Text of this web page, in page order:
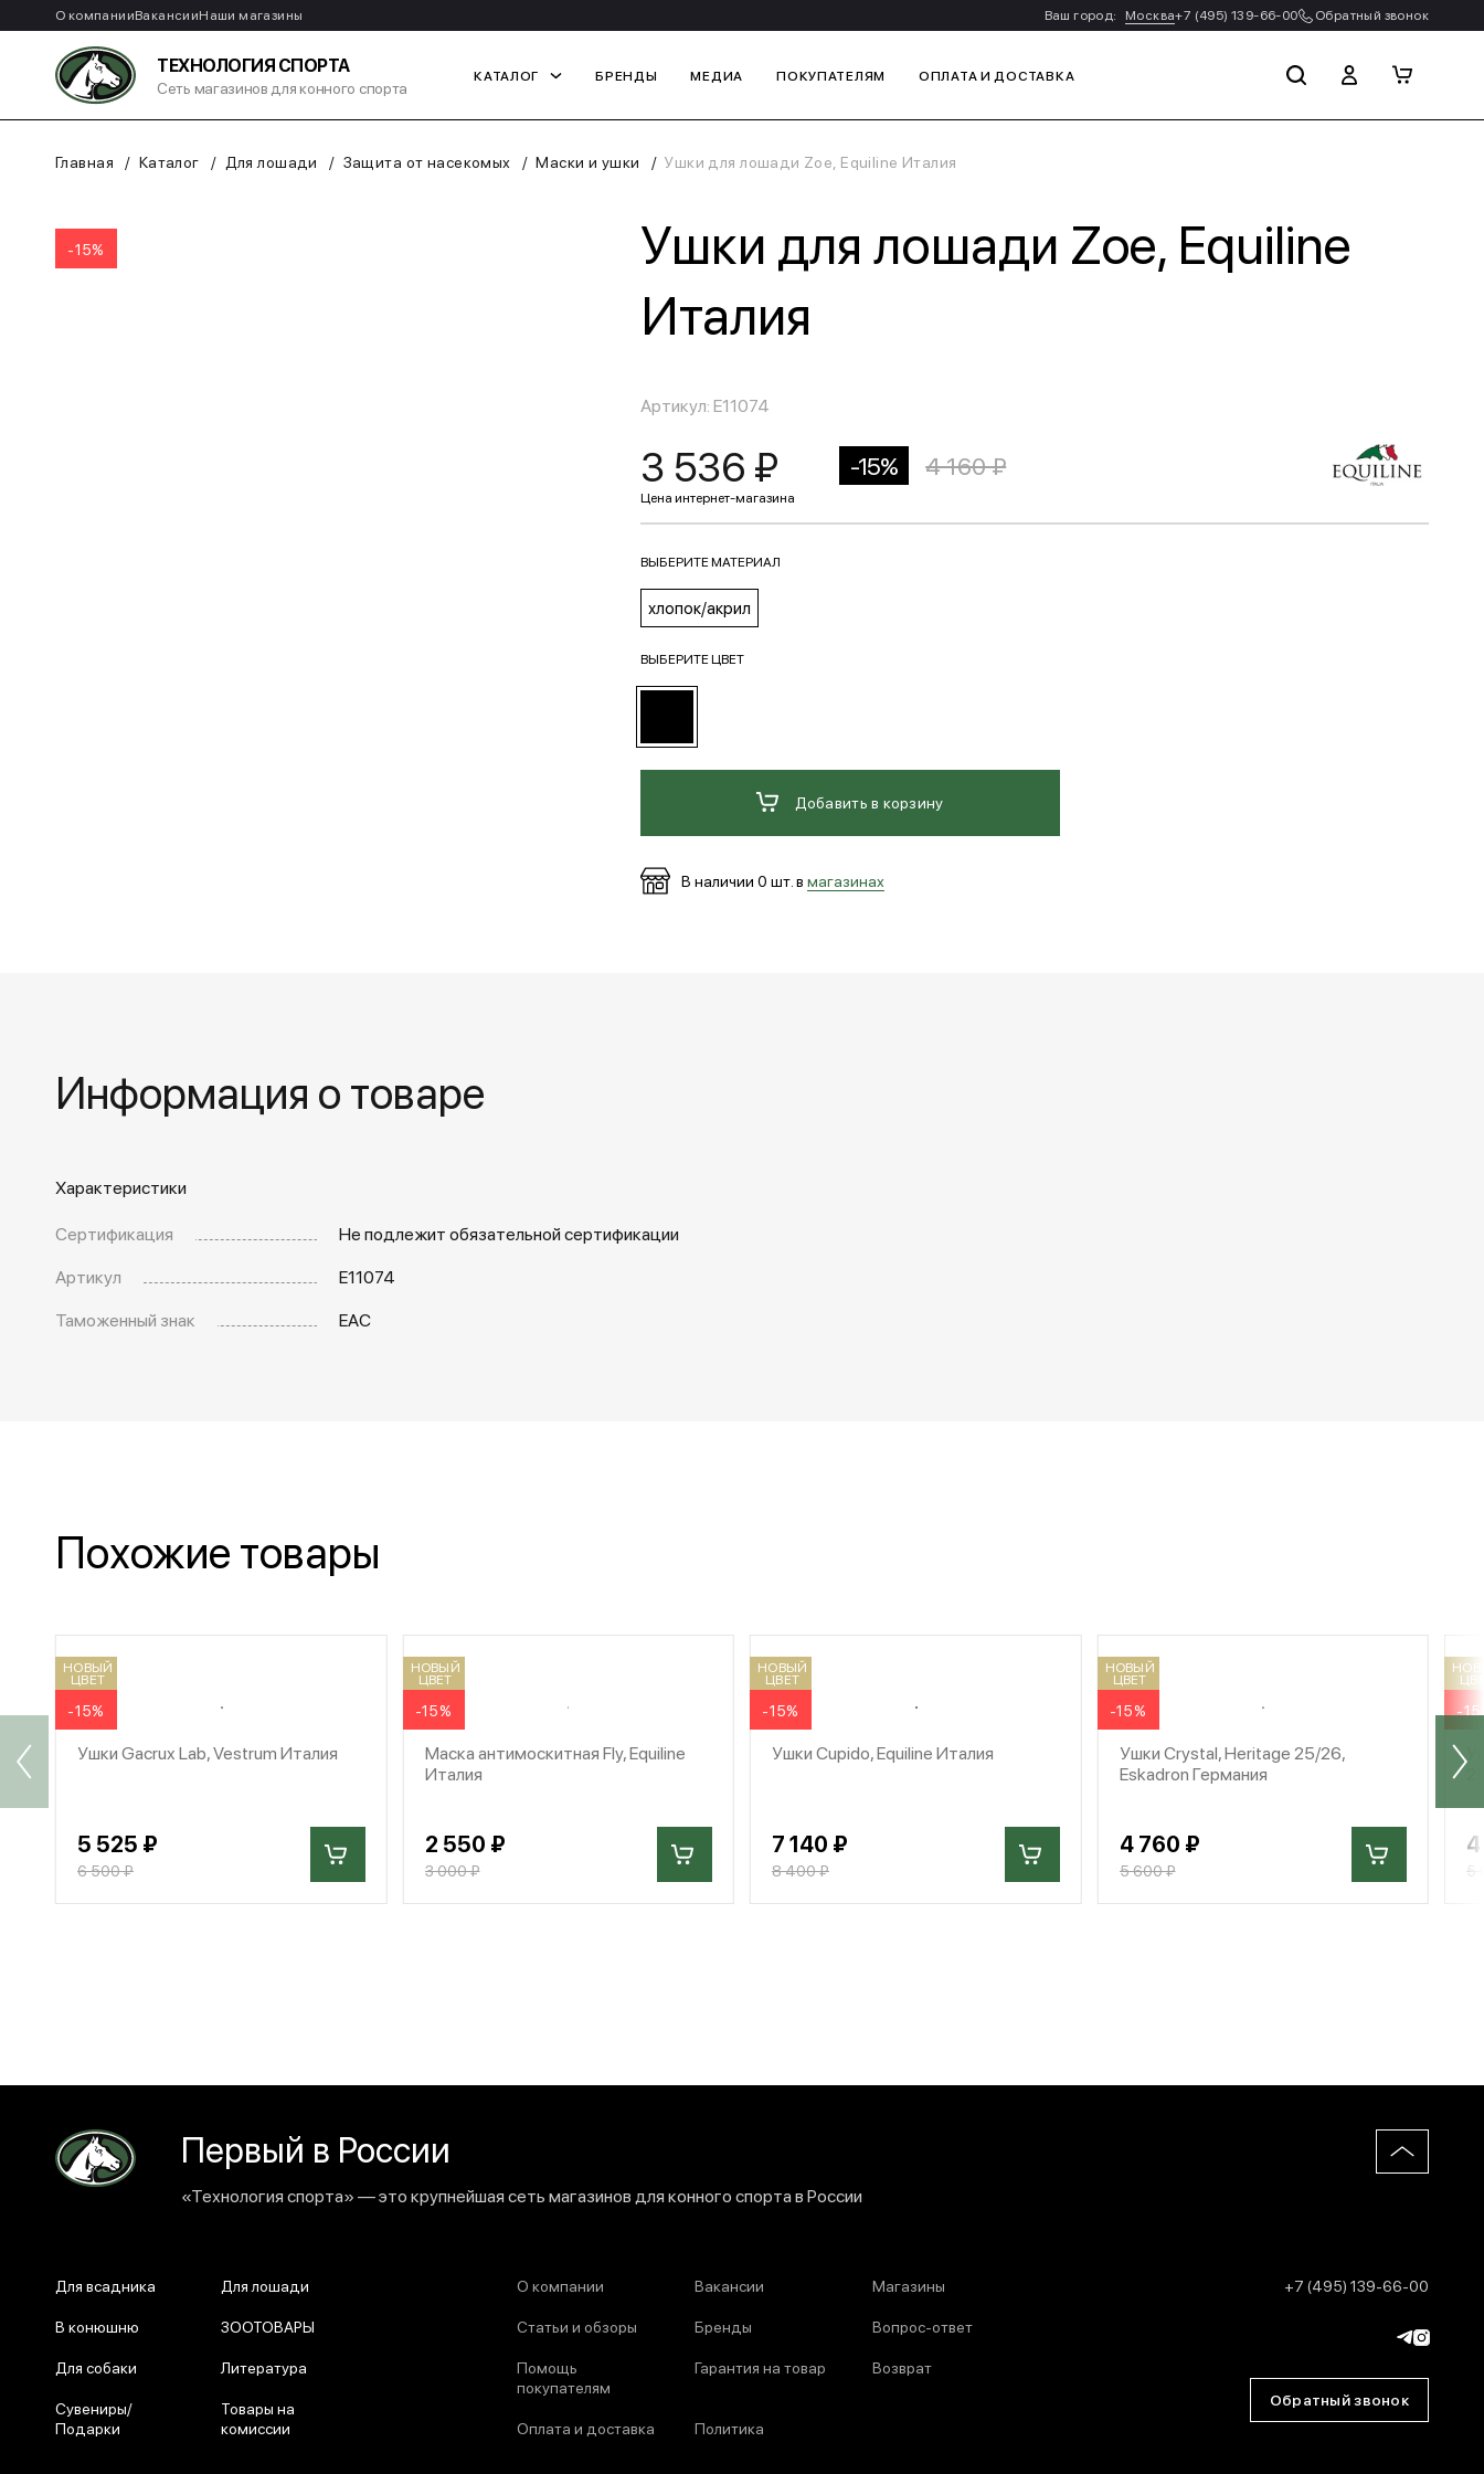
О компанииВакансииНаши магазины Ваш город: Москва+7 (495) 139-66-00 Обратный звонок
ТЕХНОЛОГИЯ СПОРТА
Сеть магазинов для конного спорта
КАТАЛОГ БРЕНДЫ МЕДИА ПОКУПАТЕЛЯМ ОПЛАТА И ДОСТАВКА
Главная Каталог Для лошади Защита от насекомых Маски и ушки Ушки для лошади Zoe, Equiline Италия
-15%
Ушки для лошади Zoe, Equiline
Италия
Артикул: E11074
3 536 ₽ -15% 4 160 ₽
ВЫБЕРИТЕ МАТЕРИАЛ
хлопок/акрил
ВЫБЕРИТЕ ЦВЕТ
Добавить в корзину
В наличии 0 шт. в магазинах
Информация о товаре
Характеристики
Сертификация
Не подлежит обязательной сертификации
Артикул
E11074
Таможенный знак
EAC
Похожие товары
НОВЫЙ
ЦВЕТ
-15%
Ушки Gacrux Lab, Vestrum Италия
5 525 ₽
6 500 ₽
НОВЫЙ
ЦВЕТ
-15%
Маска антимоскитная Fly, Equiline
Италия
2 550 ₽
3 000 ₽
НОВЫЙ
ЦВЕТ
-15%
Ушки Cupido, Equiline Италия
7 140 ₽
8 400 ₽
НОВЫЙ
ЦВЕТ
-15%
Ушки Crystal, Heritage 25/26,
Eskadron Германия
4 760 ₽
5 600 ₽
-
5
Первый в России
«Технология спорта» — это крупнейшая сеть магазинов для конного спорта в России
Для всадника Для лошади
В конюшню ЗООТОВАРЫ
Для собаки Литература
Сувениры/
Подарки
Товары на
комиссии
О компании Вакансии Магазины
Статьи и обзоры Бренды Вопрос-ответ
Помощь
покупателям
Гарантия на товар Возврат
Оплата и доставка Политика
+7 (495) 139-66-00
Обратный звонок